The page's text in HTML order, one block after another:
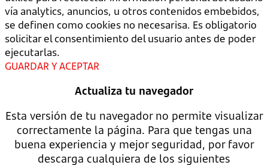
vía analytics, anuncios, u otros contenidos embebidos,
se definen como cookies no necesarisa. Es obligatorio
solicitar el consentimiento del usuario antes de poder
ejecutarlas.
GUARDAR Y ACEPTAR
Actualiza tu navegador
Esta versión de tu navegador no permite visualizar
correctamente la página. Para que tengas una
buena experiencia y mejor seguridad, por favor
descarga cualquiera de los siguientes